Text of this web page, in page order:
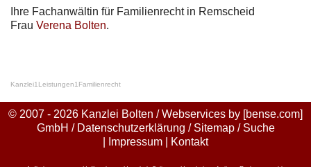
Ihre Fachanwältin für Familienrecht in Remscheid
Frau Verena Bolten.
Kanzlei1 Leistungen1 Familienrecht
© 2007 - 2026 Kanzlei Bolten / Webservices by [bense.com]
GmbH / Datenschutzerklärung / Sitemap/ Suche
Impressum Kontakt